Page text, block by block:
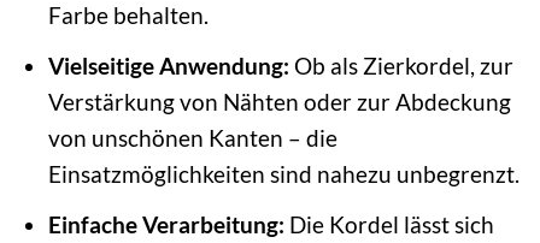
Farbe behalten.
Vielseitige Anwendung: Ob als Zierkordel, zur
Verstärkung von Nähten oder zur Abdeckung
von unschönen Kanten – die
Einsatzmöglichkeiten sind nahezu unbegrenzt.
Einfache Verarbeitung: Die Kordel lässt sich